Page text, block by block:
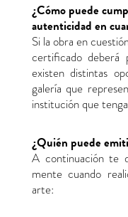
¿Cómo puede
autenticidad en
Si la obra en
certificado
existen distintas
galería que
institución que
¿Quién puede
A continuación te
mente cuando
arte: